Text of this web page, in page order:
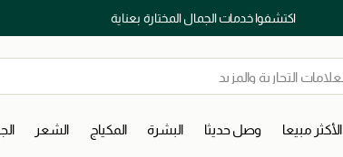
اكتشفوا خدمات الجمال المختارة بعناية
الأكثر مبيعا وصل حديثا البشرة المكياج الشعر